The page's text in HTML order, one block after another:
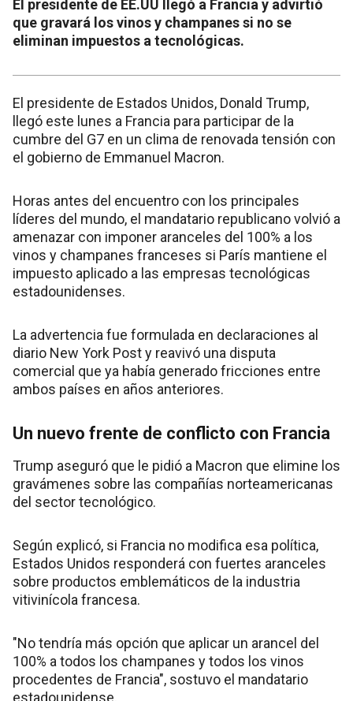
El presidente de EE.UU llegó a Francia y advirtió
que gravará los vinos y champanes si no se
eliminan impuestos a tecnológicas.
El presidente de Estados Unidos, Donald Trump,
llegó este lunes a Francia para participar de la
cumbre del G7 en un clima de renovada tensión con
el gobierno de Emmanuel Macron.
Horas antes del encuentro con los principales
líderes del mundo, el mandatario republicano volvió a
amenazar con imponer aranceles del 100% a los
vinos y champanes franceses si París mantiene el
impuesto aplicado a las empresas tecnológicas
estadounidenses.
La advertencia fue formulada en declaraciones al
diario New York Post y reavivó una disputa
comercial que ya había generado fricciones entre
ambos países en años anteriores.
Un nuevo frente de conflicto con Francia
Trump aseguró que le pidió a Macron que elimine los
gravámenes sobre las compañías norteamericanas
del sector tecnológico.
Según explicó, si Francia no modifica esa política,
Estados Unidos responderá con fuertes aranceles
sobre productos emblemáticos de la industria
vitivinícola francesa.
"No tendría más opción que aplicar un arancel del
100% a todos los champanes y todos los vinos
procedentes de Francia", sostuvo el mandatario
estadounidense.